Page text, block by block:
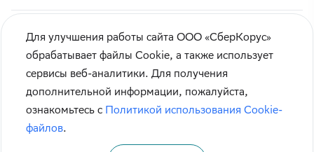
Кибербезопасность
Правила использования сайта
Карта сайта
Для улучшения работы сайта ООО «СберКорус»
обрабатывает файлы Cookie, а также использует
сервисы веб-аналитики. Для получения
дополнительной информации, пожалуйста,
ознакомьтесь с Политикой использования Cookie-
файлов.